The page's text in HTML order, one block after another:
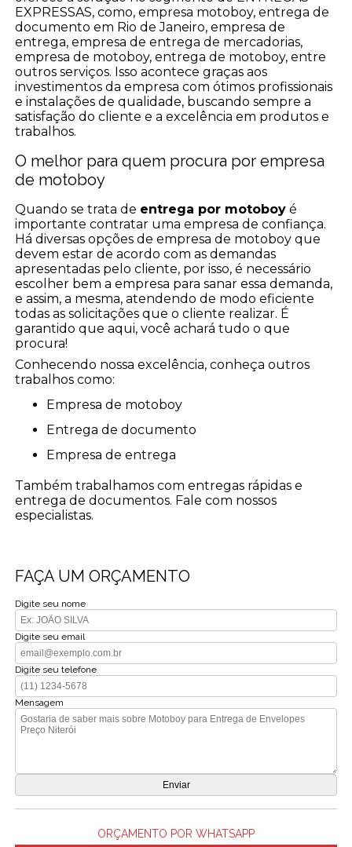
EXPRESSAS, como, empresa motoboy, entrega de
documento em Rio de Janeiro, empresa de
entrega, empresa de entrega de mercadorias,
empresa de motoboy, entrega de motoboy, entre
outros serviços. Isso acontece graças aos
investimentos da empresa com ótimos profissionais
e instalações de qualidade, buscando sempre a
satisfação do cliente e a excelência em produtos e
trabalhos.
O melhor para quem procura por empresa
de motoboy
Quando se trata de entrega por motoboy é
importante contratar uma empresa de confiança.
Há diversas opções de empresa de motoboy que
devem estar de acordo com as demandas
apresentadas pelo cliente, por isso, é necessário
escolher bem a empresa para sanar essa demanda,
e assim, a mesma, atendendo de modo eficiente
todas as solicitações que o cliente realizar. É
garantido que aqui, você achará tudo o que
procura!
Conhecendo nossa excelência, conheça outros
trabalhos como:
empresa de motoboy
entrega de documento
empresa de entrega
Também trabalhamos com entregas rápidas e
entrega de documentos. Fale com nossos
especialistas.
FAÇA UM ORÇAMENTO
Digite seu nome
Digite seu email
Digite seu telefone
Mensagem
ORÇAMENTO POR WHATSAPP